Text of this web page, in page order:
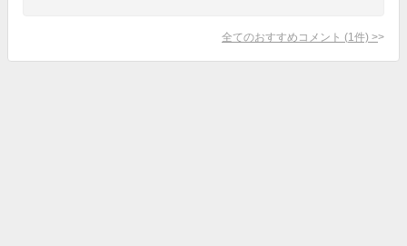
全てのおすすめコメント (1 件) >